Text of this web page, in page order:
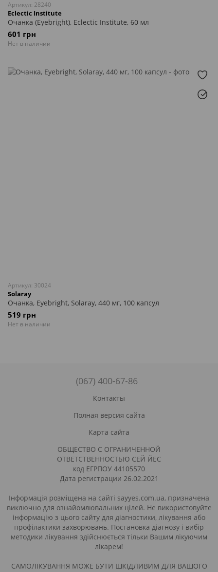
Артикул: 28240
Eclectic Institute
Очанка (Eyebright), Eclectic Institute, 60 мл
601 грн
Нет в наличии
Артикул: 30024
Solaray
Очанка, Eyebright, Solaray, 440 мг, 100 капсул
519 грн
Нет в наличии
(067) 400-67-86
Контакты
Полная версия сайта
Карта сайта
ОБЩЕСТВО С ОГРАНИЧЕННОЙ
ОТВЕТСТВЕННОСТЬЮ СЕЙ ЙЕС
код ЕГРПОУ 44105570
Дата регистрации 26.02.2021
Інформація розміщена на сайті sayyes.com.ua, призначена
виключно для ознайомлювальних цілей. Не використовуйте
інформацію з цього сайту для діагностики, лікування або
профілактики захворювань. Постановка діагнозу і вибір
методики лікування здійснюється тільки Вашим лікуючим
лікарем!
САМОЛІКУВАННЯ МОЖЕ БУТИ ШКІДЛИВИМ ДЛЯ ВАШОГО